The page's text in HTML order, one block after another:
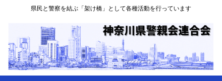
県民と警察を結ぶ「架け橋」として各種活動を行っています